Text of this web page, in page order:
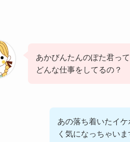
あかびんたんのぽた君っ
どんな仕事をしてるの？
あの落ち着いたイ
く気になっちゃいま